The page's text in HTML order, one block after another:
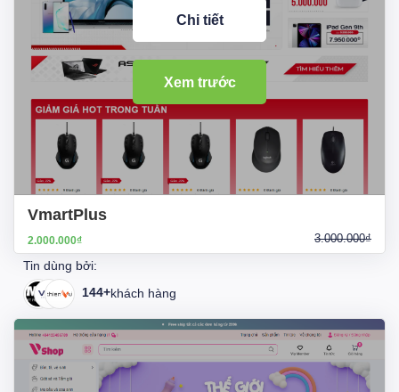
VmartPlus
2.000.000₫ 3.000.000₫
Tin dùng bởi:
144+khách hàng
Chi tiết
Xem trước